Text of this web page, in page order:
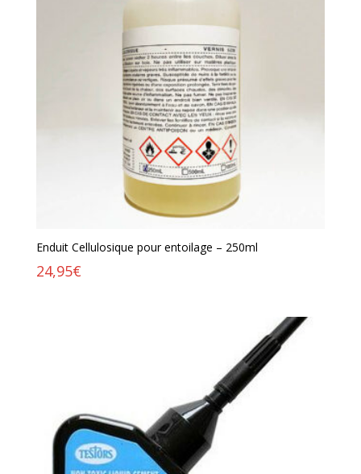
Enduit Cellulosique pour entoilage – 250ml
24,95€